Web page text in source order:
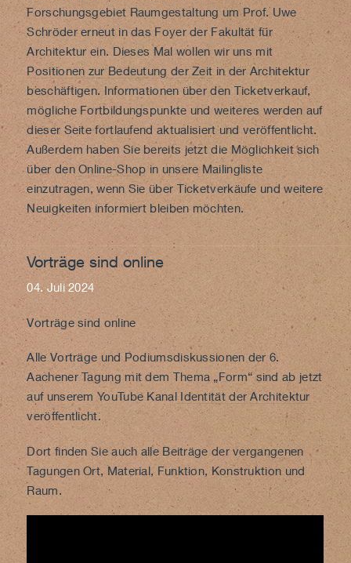
Forschungsgebiet Raumgestaltung um Prof. Uwe
Schröder erneut in das Foyer der Fakultät für
Architektur ein. Dieses Mal wollen wir uns mit
Positionen zur Bedeutung der Zeit in der Architektur
beschäftigen. Informationen über den Ticketverkauf,
mögliche Fortbildungspunkte und weiteres werden auf
dieser Seite fortlaufend aktualisiert und veröffentlicht.
Außerdem haben Sie bereits jetzt die Möglichkeit sich
über denOnline-Shopin unsere Mailingliste
einzutragen, wenn Sie über Ticketverkäufe und weitere
Neuigkeiten informiert bleiben möchten.
Vorträge sind online
04. Juli 2024
Vorträge sind online
Alle Vorträge und Podiumsdiskussionen der 6.
Aachener Tagung mit dem Thema „Form“ sind ab jetzt
auf unserem YouTube KanalIdentität der Architektur
veröffentlicht.
Dort finden Sie auch alle Beiträge der vergangenen
Tagungen Ort, Material, Funktion, Konstruktion und
Raum.